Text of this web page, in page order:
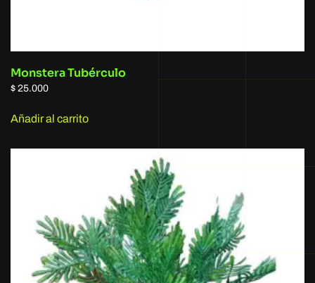
Monstera Tubérculo
$ 25.000
Añadir al carrito